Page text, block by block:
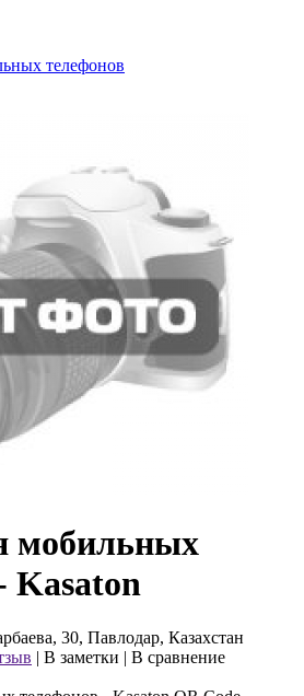
телефонов
мобильных
Kasaton
30, Павлодар, Казахстан
| В заметки | В сравнение